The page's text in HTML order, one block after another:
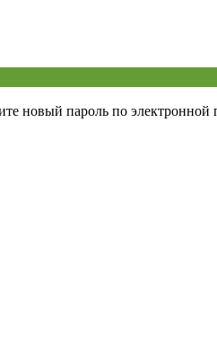
новый пароль по электронной